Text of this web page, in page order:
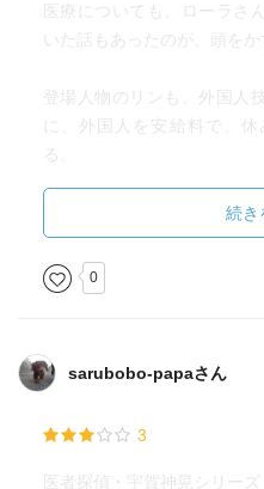
医療についても、ローラさ
いた話もあったのが、頭をか
登場人物のリンも、外国人
に、外国人を安給料で、休
る。
最後は、腎臓移植問題へ展
提供でないと、移植は無理な
2つある腎臓の1つを提供す
のに、・・・ドナーを強要
偽装結婚をさせたり、レ
続き
0
sarubobo-papaさん
3
医者探偵・宇賀神晃シリー